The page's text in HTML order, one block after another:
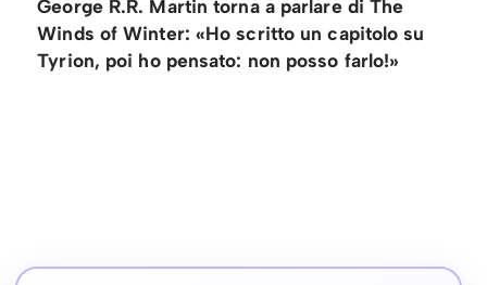
George R.R. Martin torna a parlare di The
Winds of Winter: «Ho scritto un capitolo su
Tyrion, poi ho pensato: non posso farlo!»